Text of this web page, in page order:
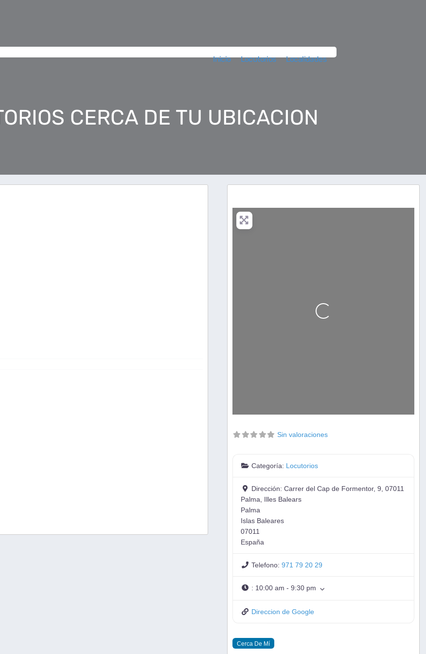
Inicio Locutorios Localidades
CERCA DE TU UBICACION
Cargando…
Sin valoraciones
Categoría: Locutorios
Dirección: Carrer del Cap de Formentor, 9, 07011
Palma, Illes Balears
Palma
Islas Baleares
07011
España
Telefono: 971 79 20 29
: 10:00 am - 9:30 pm
Direccion de Google
Cerca De Mí